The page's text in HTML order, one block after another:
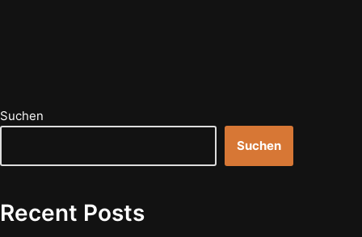
Suchen
Suchen
Recent Posts